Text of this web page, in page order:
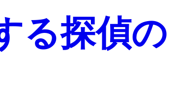
る探偵の